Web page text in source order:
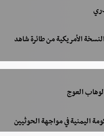
الأمريكية من طائرة شاهد
العوج
اليمنية في مواجهة الحوثيين